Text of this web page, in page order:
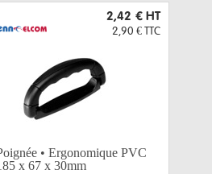
2,42 € HT
2,90 € TTC
• Ergonomique PVC
x 67 x 30mm